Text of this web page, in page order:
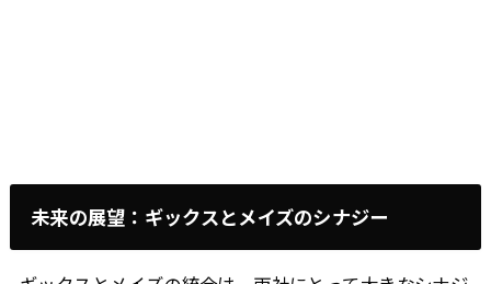
未来の展望：ギックスとメイズのシナジー